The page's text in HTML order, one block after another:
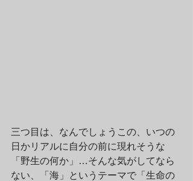
三つ目は、なんでしょうこの、いつの
日かリアルに自分の前に現れそうな
「野生の何か」…そんな気がしてなら
ない、「海」というテーマで「生命の